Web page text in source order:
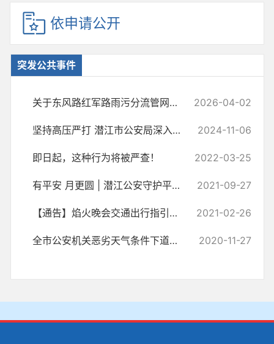
依申请公开
突发公共事件
关于东风路红军路雨污分流管网半封闭施工的通告 2026-04-02
坚持高压严打 潜江市公安局深入推进缉枪治爆专项行动 2024-11-06
即日起，这种行为将被严查！ 2022-03-25
有平安 月更圆 | ​潜江公安守护平安“不打烊”！ 2021-09-27
【通告】焰火晚会交通出行指引来啦，关乎你元宵节的出行！ 2021-02-26
全市公安机关恶劣天气条件下道路交通应急管理勤务预案 2020-11-27